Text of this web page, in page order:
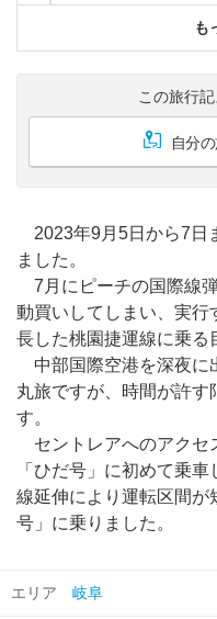
も
この旅行
自分
2023年9月5日から7日
ました。
7月にピーチの国際線
動買いしてしまい、実行
長した桃園捷運線に乗る
中部国際空港を深夜に
丸旅ですが、時間が許す
す。
セントレアへのアクセ
「ひだ号」に初めて乗
線延伸により運転区間が
号」に乗りました。
エリア 岐阜